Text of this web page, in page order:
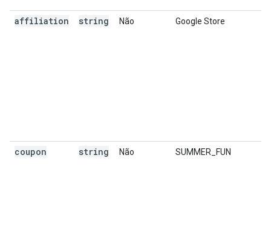
affiliation string Não Google Store
coupon string Não SUMMER_FUN